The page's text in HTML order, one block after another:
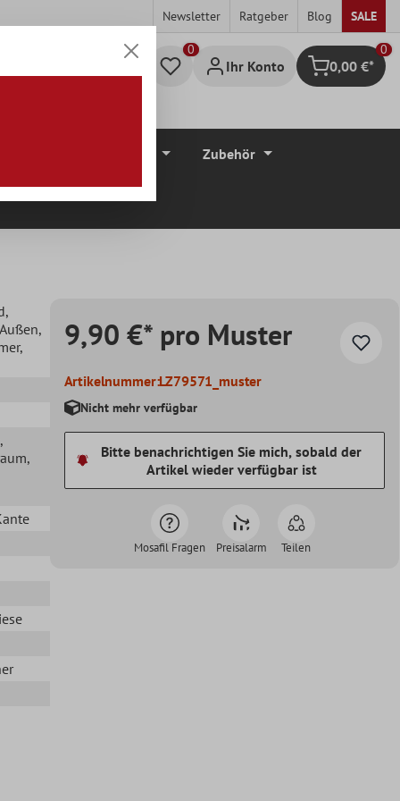
Newsletter Ratgeber Blog SALE
Ihr Konto Warenkorb
0
0,00 €*
Zubehör
,
,
,
,
,
9,90 €* pro Muster
Artikelnummer:LZ79571_muster
Nicht mehr verfügbar
Bitte benachrichtigen Sie mich, sobald der
Artikel wieder verfügbar ist
Mosafil Fragen Preisalarm Teilen